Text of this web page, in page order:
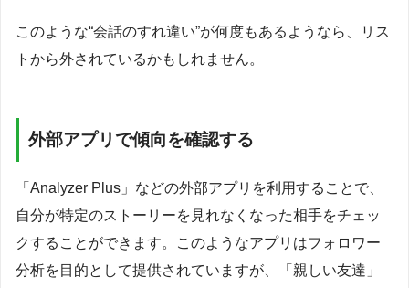
このような“会話のすれ違い”が何度もあるようなら、リス
トから外されているかもしれません。
外部アプリで傾向を確認する
「Analyzer Plus」などの外部アプリを利用することで、
自分が特定のストーリーを見れなくなった相手をチェッ
クすることができます。このようなアプリはフォロワー
分析を目的として提供されていますが、「親しい友達」